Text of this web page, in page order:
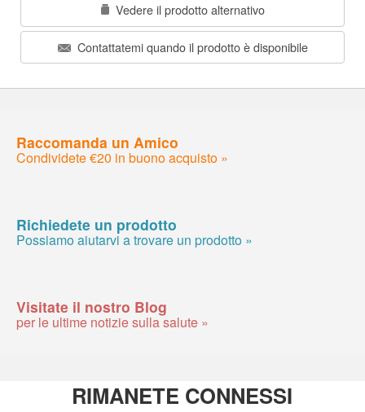
Vedere il prodotto alternativo
Contattatemi quando il prodotto è disponibile
Raccomanda un Amico
Condividete €20 in buono acquisto »
Richiedete un prodotto
Possiamo aiutarvi a trovare un prodotto »
Visitate il nostro Blog
per le ultime notizie sulla salute »
RIMANETE CONNESSI